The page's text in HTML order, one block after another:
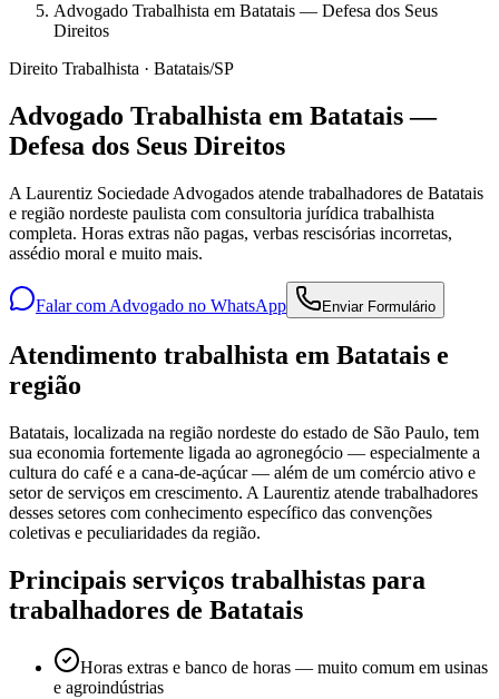
Advogado Trabalhista em Batatais — Defesa dos Seus
Direitos
Direito Trabalhista · Batatais/SP
Advogado Trabalhista em Batatais —
Defesa dos Seus Direitos
A Laurentiz Sociedade Advogados atende trabalhadores de Batatais
e região nordeste paulista com consultoria jurídica trabalhista
completa. Horas extras não pagas, verbas rescisórias incorretas,
assédio moral e muito mais.
Falar com Advogado no WhatsApp Enviar Formulário
Atendimento trabalhista em Batatais e
região
Batatais, localizada na região nordeste do estado de São Paulo, tem
sua economia fortemente ligada ao agronegócio — especialmente a
cultura do café e a cana-de-açúcar — além de um comércio ativo e
setor de serviços em crescimento. A Laurentiz atende trabalhadores
desses setores com conhecimento específico das convenções
coletivas e peculiaridades da região.
Principais serviços trabalhistas para
trabalhadores de Batatais
Horas extras e banco de horas — muito comum em usinas
e agroindústrias